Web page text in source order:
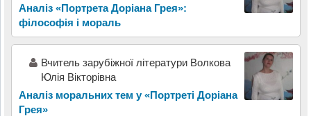
Аналіз «Портрета Доріана Грея»:
філософія і мораль
Вчитель зарубіжної літератури Волкова
Юлія Вікторівна
Аналіз моральних тем у «Портреті Доріана
Грея»